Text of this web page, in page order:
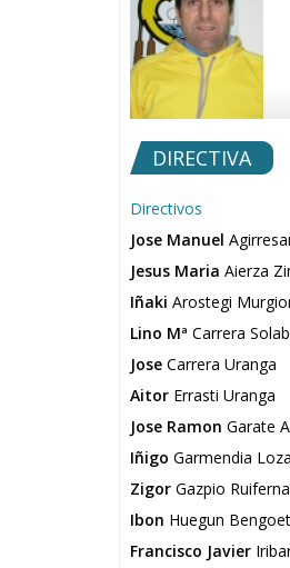
DIRECTIVA
Directivos
Jose Manuel
Jesus Maria Aierza
Iñaki Arostegi
Lino Mª Carrera
Jose Carrera Uranga
Aitor Errasti Uranga
Jose Ramon Garate
Iñigo Garmendia
Zigor Gazpio
Ibon Huegun
Francisco Javier